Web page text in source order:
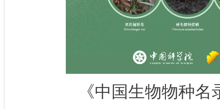
《中国生物物种名